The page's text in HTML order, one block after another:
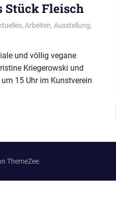
Stück Fleisch
, Arbeiten, Ausstellung,
und völlig vegane
Kriegerowski und
15 Uhr im Kunstverein
ThemeZee.